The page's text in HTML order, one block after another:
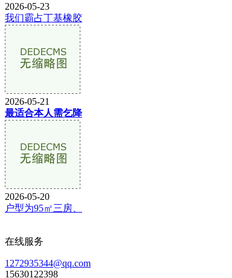
2026-05-23
我们霸占丁基橡胶
2026-05-21
最适合本人需乞降
2026-05-20
户型为95㎡三房、
在线服务
1272935344@qq.com
15630122398